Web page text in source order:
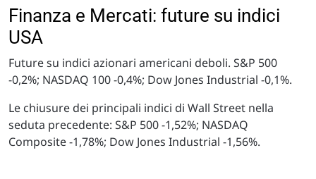
Finanza e Mercati: future su indici
USA
Future su indici azionari americani deboli. S&P 500
-0,2%; NASDAQ 100 -0,4%; Dow Jones Industrial -0,1%.
Le chiusure dei principali indici di Wall Street nella
seduta precedente: S&P 500 -1,52%; NASDAQ
Composite -1,78%; Dow Jones Industrial -1,56%.